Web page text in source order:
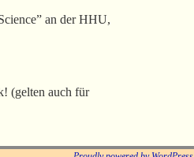
an der HHU,
(gelten auch für